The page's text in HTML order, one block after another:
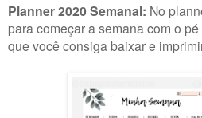
Planner 2020 Semanal: No
para começar a semana com o
que você consiga baixar e